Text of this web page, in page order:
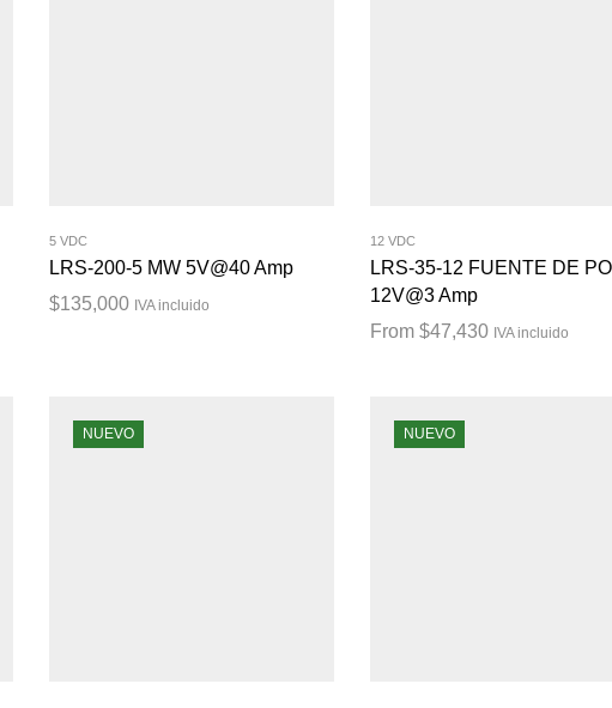
5 VDC
LRS-200-5 MW 5V@40 Amp
$135,000 IVA incluido
12 VDC
LRS-35-12 FUENTE DE
12V@3 Amp
From$47,430 IVA incluido
NUEVO NUEVO